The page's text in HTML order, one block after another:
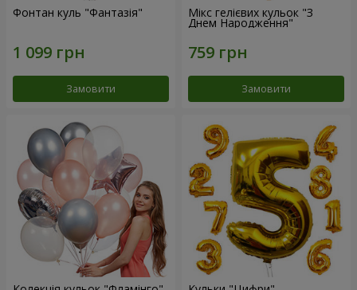
Фонтан куль "Фантазія"
Замовити
Мікс гелієвих кульок "З
Днем Народження"
Замовити